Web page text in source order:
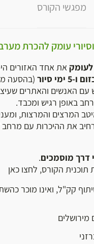
מפגשי הקורס
עומק להכרת
לעומקאת אחד האזורים
(בהסעה
עם האנשים והאתרים
באופן רגיש ומכבד.
המרצים והמרצות,
את ההיכרות עם מרחב
.
הקורס, לחצו כאן
קק"ל, ואינו מוכר
מירושלים